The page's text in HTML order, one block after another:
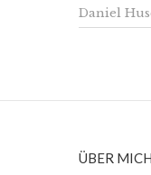
Daniel
ÜBER MICH